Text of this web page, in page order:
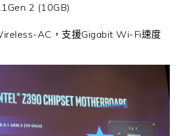
2 (10GB)
AC，支援Gigabit Wi-Fi速度